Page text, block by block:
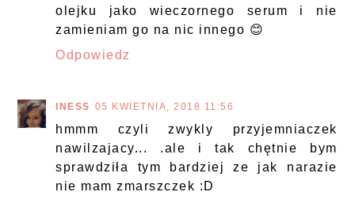
olejku jako wieczornego serum i nie
zamieniam go na nic innego 😊
Odpowiedz
INESS 05 KWIETNIA, 2018 11:56
hmmm czyli zwykly przyjemniaczek
nawilzajacy... .ale i tak chętnie bym
sprawdziła tym bardziej ze jak narazie
nie mam zmarszczek :D